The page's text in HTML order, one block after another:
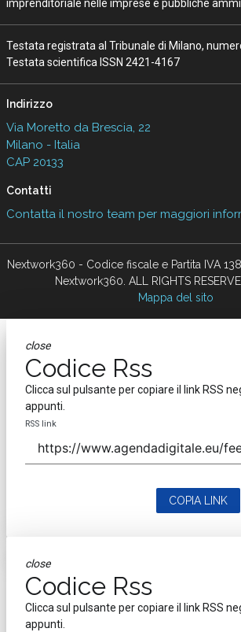
imprenditoriale nelle imprese e pubbliche
Testata registrata al Tribunale di Milano,
Testata scientifica ISSN 2421-4167
Indirizzo
Via Moretto da Brescia, 22
Milano - Italia
CAP 20133
Contatti
Contatta il nostro team per maggiori
Nextwork360 - Codice fiscale e Partita IVA
Nextwork360. ALL RIGHTS
Mappa del sito
close
Codice Rss
Clicca sul pulsante per copiare il link RSS
appunti.
RSS link
COPIA LINK
close
Codice Rss
Clicca sul pulsante per copiare il link RSS
appunti.